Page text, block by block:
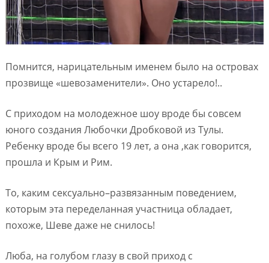
Помнится, нарицательным именем было на островах
прозвище «шевозаменители». Оно устарело!..
С приходом на молодежное шоу вроде бы совсем
юного создания Любочки Дробковой из Тулы.
Ребенку вроде бы всего 19 лет, а она ,как говорится,
прошла и Крым и Рим.
То, каким сексуально–развязанным поведением,
которым эта переделанная участница обладает,
похоже, Шеве даже не снилось!
Люба, на голубом глазу в свой приход с